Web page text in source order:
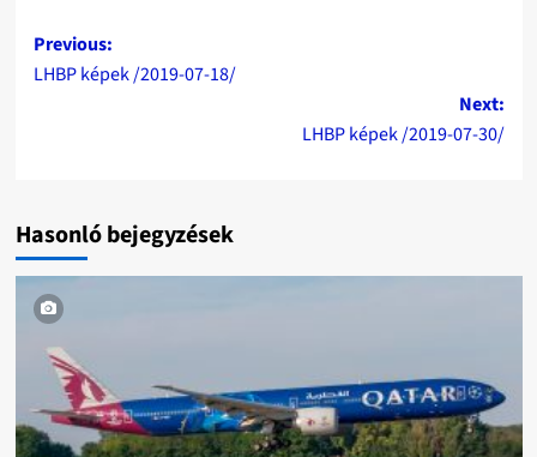
Post
navigation
Previous:
LHBP képek /2019-07-18/
Next:
LHBP képek /2019-07-30/
Hasonló bejegyzések